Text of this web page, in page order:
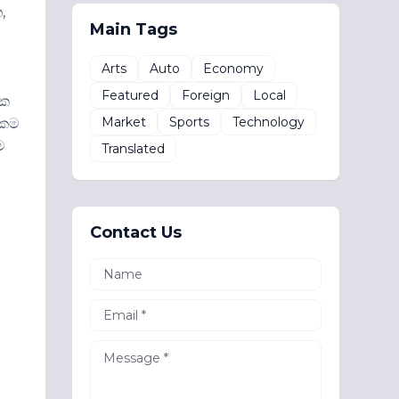
Main Tags
Arts Auto
Economy
Featured
Foreign
Local
Market
Sports
Technology
Translated
Contact Us